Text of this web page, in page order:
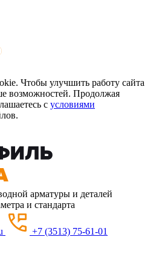
Чтобы улучшить работу сайта
возможностей. Продолжая
с условиями
арматуры и деталей
и стандарта
+7 (3513) 75-61-01